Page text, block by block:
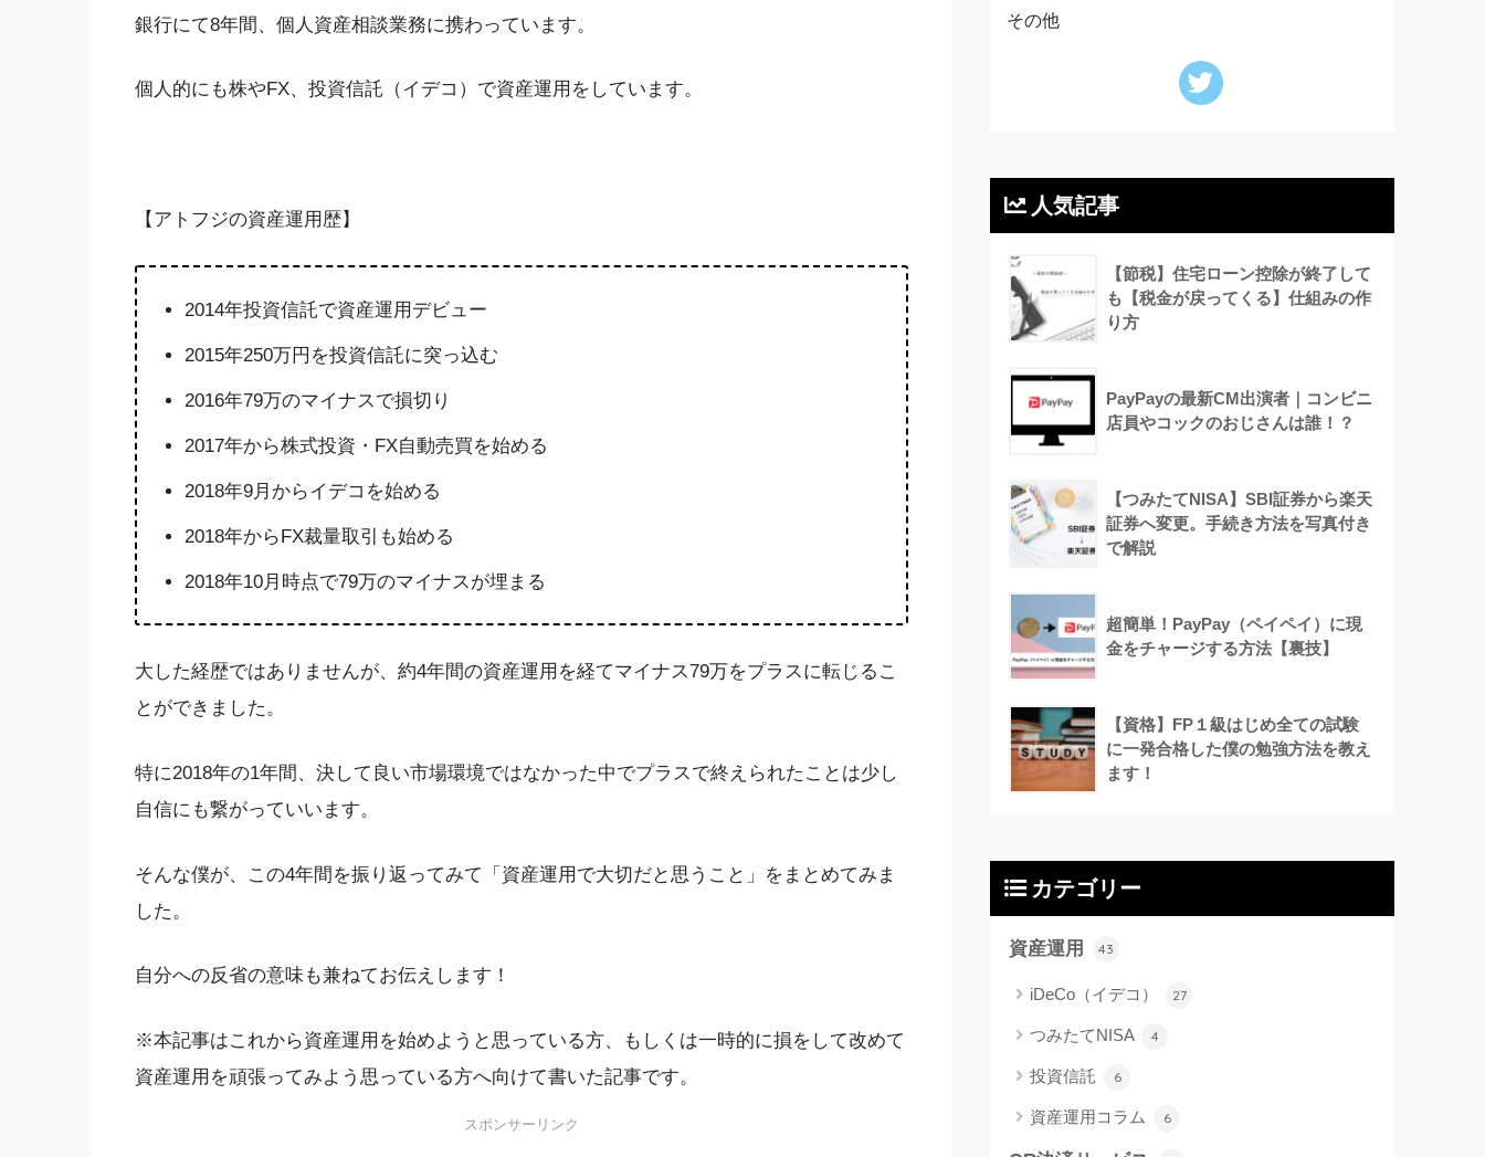
銀行にて8年間、個人資産相談業務に携わっています。
個人的にも株やFX、投資信託（イデコ）で資産運用をしています。
【アトフジの資産運用歴】
2014年投資信託で資産運用デビュー
2015年250万円を投資信託に突っ込む
2016年79万のマイナスで損切り
2017年から株式投資・FX自動売買を始める
2018年9月からイデコを始める
2018年からFX裁量取引も始める
2018年10月時点で79万のマイナスが埋まる
大した経歴ではありませんが、約4年間の資産運用を経てマイナス79万をプラスに転じるこ
とができました。
特に2018年の1年間、決して良い市場環境ではなかった中でプラスで終えられたことは少し
自信にも繋がっていいます。
そんな僕が、この4年間を振り返ってみて「資産運用で大切だと思うこと」をまとめてみま
した。
自分への反省の意味も兼ねてお伝えします！
※本記事はこれから資産運用を始めようと思っている方、もしくは一時的に損をして改めて
資産運用を頑張ってみよう思っている方へ向けて書いた記事です。
スポンサーリンク
その他
人気記事
【節税】住宅ローン控除が終了して
も【税金が戻ってくる】仕組みの作
り方
PayPayの最新CM出演者｜コンビニ
店員やコックのおじさんは誰！？
【つみたてNISA】SBI証券から楽天
証券へ変更。手続き方法を写真付き
で解説
超簡単！PayPay（ペイペイ）に現
金をチャージする方法【裏技】
【資格】FP１級はじめ全ての試験
に一発合格した僕の勉強方法を教え
ます！
カテゴリー
資産運用 43
iDeCo（イデコ） 27
つみたてNISA 4
投資信託 6
資産運用コラム 6